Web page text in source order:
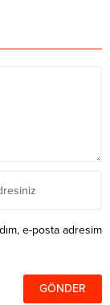
e-posta adresim